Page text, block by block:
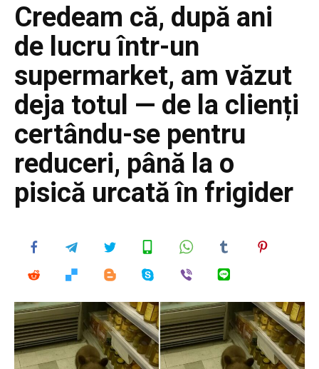
Credeam că, după ani
de lucru într-un
supermarket, am văzut
deja totul — de la clienți
certându-se pentru
reduceri, până la o
pisică urcată în frigider